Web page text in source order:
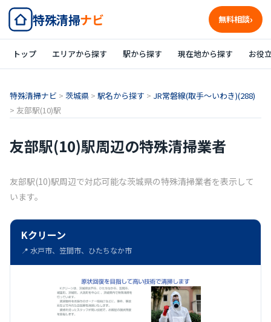
特殊清掃ナビ 無料相談
トップ エリアから探す 駅から探す 現在地から探す お役
特殊清掃ナビ > 茨城県 > 駅名から探す > JR常磐線(取手～いわき)(288)
> 友部駅(10)駅
友部駅(10)駅周辺の特殊清掃業者
友部駅(10)駅周辺で対応可能な茨城県の特殊清掃業者を表示して
います。
Kクリーン
📍 水戸市、笠間市、ひたちなか市